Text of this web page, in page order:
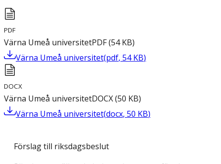
PDF
Värna Umeå universitetPDF(54 KB)
Värna Umeå universitet(pdf, 54 KB)
DOCX
Värna Umeå universitetDOCX(50 KB)
Värna Umeå universitet(docx, 50 KB)
Förslag till riksdagsbeslut